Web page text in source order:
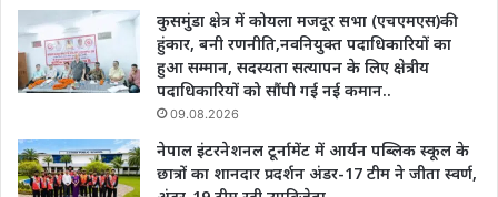
कुसमुंडा क्षेत्र में कोयला मजदूर सभा (एचएमएस)की
हुंकार, बनी रणनीति,नवनियुक्त पदाधिकारियों का
हुआ सम्मान, सदस्यता सत्यापन के लिए क्षेत्रीय
पदाधिकारियों को सौंपी गई नई कमान..
09.08.2026
नेपाल इंटरनेशनल टूर्नामेंट में आर्यन पब्लिक स्कूल के
छात्रों का शानदार प्रदर्शन अंडर-17 टीम ने जीता स्वर्ण,